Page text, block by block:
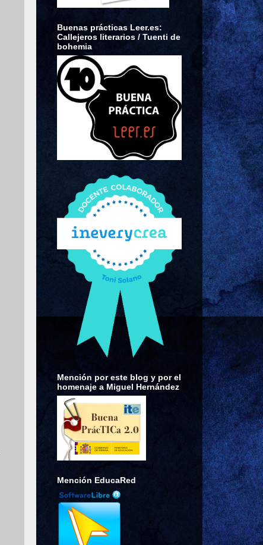
Buenas prácticas Leer.es:
Callejeros literarios / Tuenti de
bohemia
Mención por este blog y por el
homenaje a Miguel Hernández
Mención EducaRed